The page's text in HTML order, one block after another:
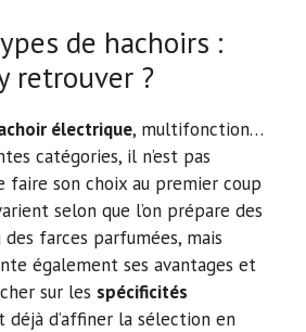
de hachoirs :
retrouver ?
électrique, multifonction…
catégories, il n’est pas
faire son choix au premier coup
selon que l’on prépare des
farces parfumées, mais
également ses avantages et
sur les spécificités
déjà d’affiner la sélection en